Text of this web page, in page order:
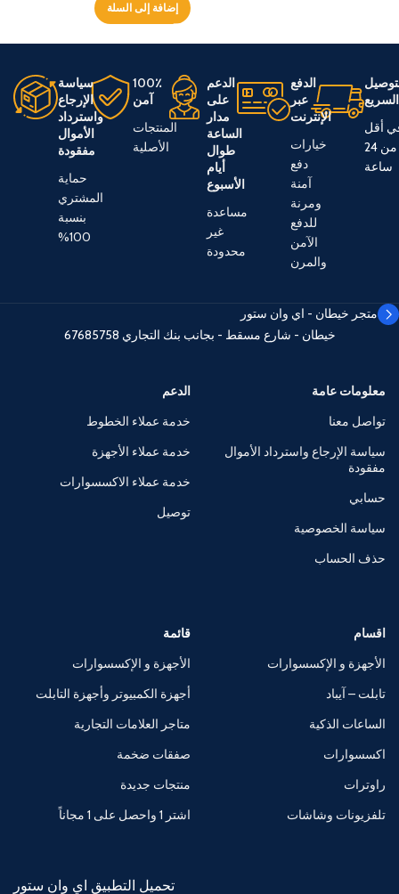
إضافة إلى السلة
السريع
أقل
من 24
ساعة
الدفع
عبر
الإنترنت
خيارات
دفع
آمنة
ومرنة
للدفع
الآمن
والمرن
الدعم
على
مدار
الساعة
طوال
أيام
الأسبوع
مساعدة
غير
محدودة
100٪
آمن
المنتجات
الأصلية
سياسة
الإرجاع
واسترداد
الأموال
مفقودة
حماية
المشتري
بنسبة
100%
متجر خيطان - اي وان ستور
خيطان - شارع مسقط - بجانب بنك التجاري 67685758
معلومات عامة
تواصل معنا
سياسة الإرجاع واسترداد الأموال
مفقودة
حسابي
سياسة الخصوصية
حذف الحساب
الدعم
خدمة عملاء الخطوط
خدمة عملاء الأجهزة
خدمة عملاء الاكسسوارات
توصيل
اقسام
الأجهزة و الإكسسوارات
تابلت – آيباد
الساعات الذكية
اكسسوارات
راوترات
تلفزيونات وشاشات
قائمة
الأجهزة و الإكسسوارات
أجهزة الكمبيوتر وأجهزة التابلت
متاجر العلامات التجارية
صفقات ضخمة
منتجات جديدة
اشتر 1 واحصل على 1 مجاناً
تحميل التطبيق اي وان ستور